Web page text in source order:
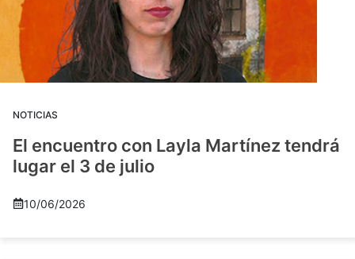
NOTICIAS
El encuentro con Layla Martínez tendrá
lugar el 3 de julio
10/06/2026